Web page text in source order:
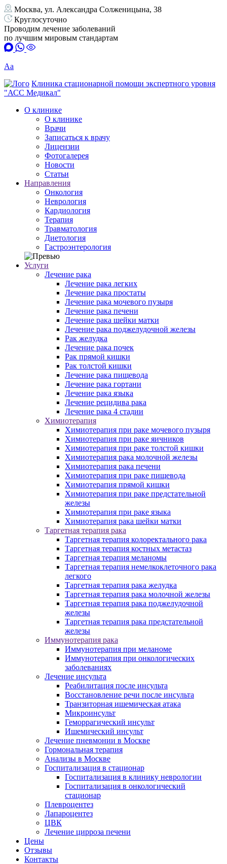
Москва, ул. Александра Солженицына, 38
Круглосуточно
Проводим лечение заболеваний
по лучшим мировым стандартам
Аа
Клиника стационарной помощи экспертного уровня
"АСС Медикал"
О клинике
О клинике
Врачи
Записаться к врачу
Лицензии
Фотогалерея
Новости
Статьи
Направления
Онкология
Неврология
Кардиология
Терапия
Травматология
Диетология
Гастроэнтерология
Услуги
Лечение рака
Лечение рака легких
Лечение рака простаты
Лечение рака мочевого пузыря
Лечение рака печени
Лечение рака шейки матки
Лечение рака поджелудочной железы
Рак желудка
Лечение рака почек
Рак прямой кишки
Рак толстой кишки
Лечение рака пищевода
Лечение рака гортани
Лечение рака языка
Лечение рецидива рака
Лечение рака 4 стадии
Химиотерапия
Химиотерапия при раке мочевого пузыря
Химиотерапия при раке яичников
Химиотерапия при раке толстой кишки
Химиотерапия рака молочной железы
Химиотерапия рака печени
Химиотерапия при раке пищевода
Химиотерапия прямой кишки
Химиотерапия при раке предстательной
железы
Химиотерапия при раке языка
Химиотерапия рака шейки матки
Таргетная терапия рака
Таргетная терапия колоректального рака
Таргетная терапия костных метастаз
Таргетная терапия меланомы
Таргетная терапия немелкоклеточного рака
легкого
Таргетная терапия рака желудка
Таргетная терапия рака молочной железы
Таргетная терапия рака поджелудочной
железы
Таргетная терапия рака предстательной
железы
Иммунотерапия рака
Иммунотерапия при меланоме
Иммунотерапия при онкологических
заболеваниях
Лечение инсульта
Реабилитация после инсульта
Восстановление речи после инсульта
Транзиторная ишемическая атака
Микроинсульт
Геморрагический инсульт
Ишемический инсульт
Лечение пневмонии в Москве
Гормональная терапия
Анализы в Москве
Госпитализация в стационар
Госпитализация в клинику неврологии
Госпитализация в онкологический
стационар
Плевроцентез
Лапароцентез
ЦВК
Лечение цирроза печени
Цены
Отзывы
Контакты